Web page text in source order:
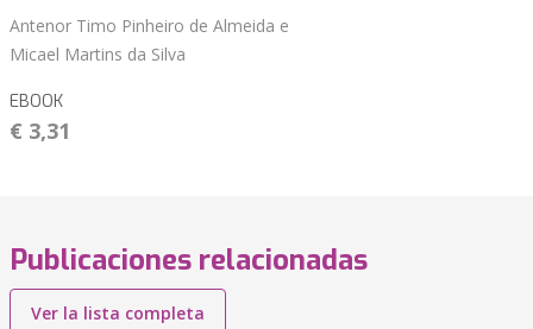
Antenor Timo Pinheiro de Almeida e
Micael Martins da Silva
EBOOK
€ 3,31
Publicaciones relacionadas
Ver la lista completa